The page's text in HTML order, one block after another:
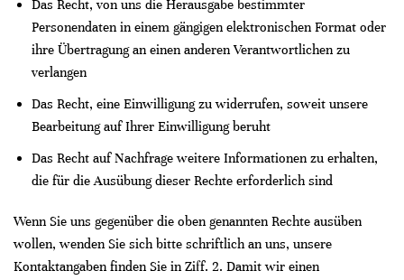
Das Recht, von uns die Herausgabe bestimmter
Personendaten in einem gängigen elektronischen Format oder
ihre Übertragung an einen anderen Verantwortlichen zu
verlangen
Das Recht, eine Einwilligung zu widerrufen, soweit unsere
Bearbeitung auf Ihrer Einwilligung beruht
Das Recht auf Nachfrage weitere Informationen zu erhalten,
die für die Ausübung dieser Rechte erforderlich sind
Wenn Sie uns gegenüber die oben genannten Rechte ausüben
wollen, wenden Sie sich bitte schriftlich an uns, unsere
Kontaktangaben finden Sie in Ziff. 2. Damit wir einen